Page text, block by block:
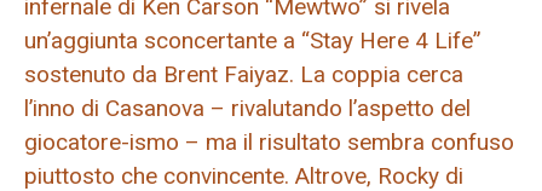
infernale di Ken Carson “Mewtwo” si rivela
un’aggiunta sconcertante a “Stay Here 4 Life”
sostenuto da Brent Faiyaz. La coppia cerca
l’inno di Casanova – rivalutando l’aspetto del
giocatore-ismo – ma il risultato sembra confuso
piuttosto che convincente. Altrove, Rocky di